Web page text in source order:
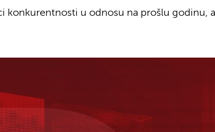
konkurentnosti u odnosu na prošlu godinu,